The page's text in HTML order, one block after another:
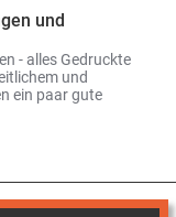
und
- alles Gedruckte
und
ein paar gute